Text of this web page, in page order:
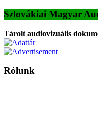
Szlovákiai Magyar
Tárolt audiovizuális
Rólunk